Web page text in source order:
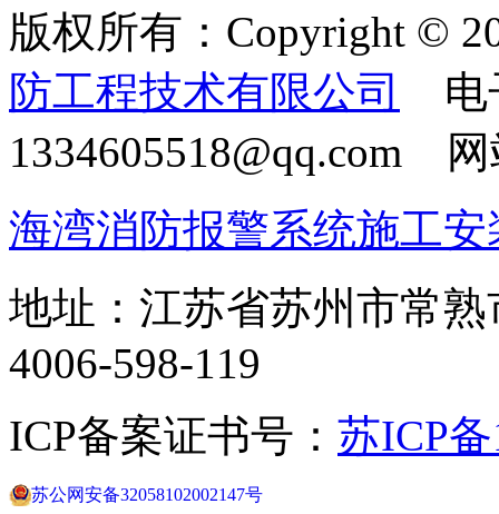
版权所有：Copyright ©
防工程技术有限公司
电
1334605518@qq.com
海湾消防报警系统施工
地址：江苏省苏州市常
4006-598-119
ICP备案证书号： 苏ICP
苏公网安备32058102002147号